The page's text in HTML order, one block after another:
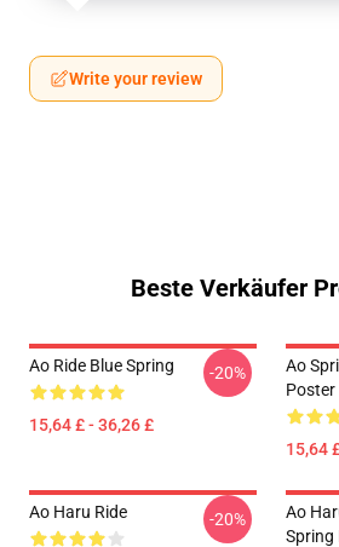
Write your review
Beste Verkäufer
Ao Ride Blue Spring
15,64 £ - 36,26 £
-20%
Ao
Poster
15,64
Ao Haru Ride -20%
Ao
Spring